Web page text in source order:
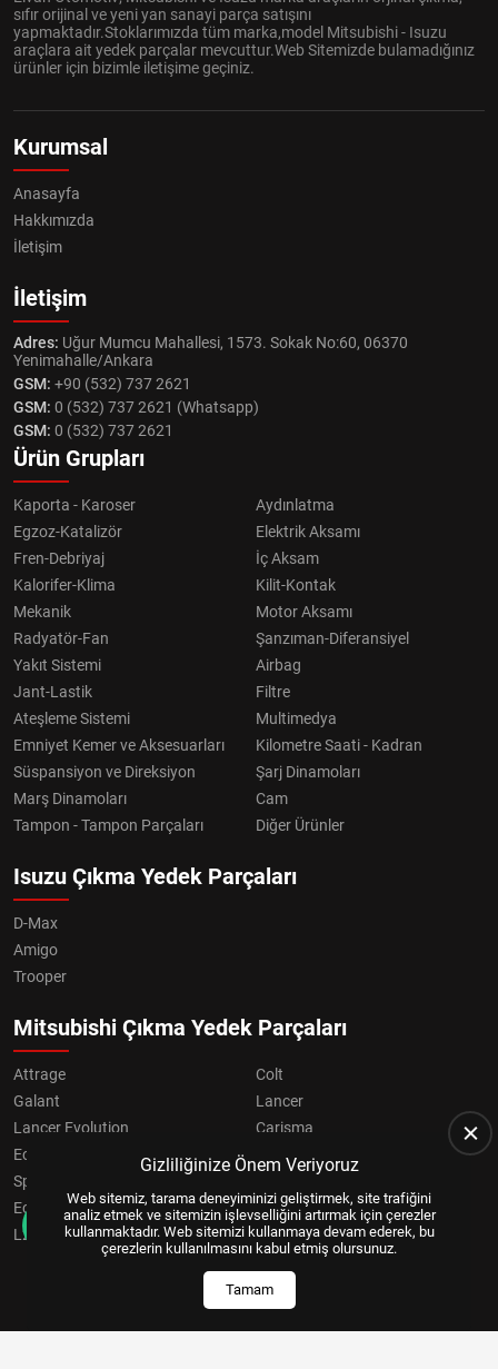
sıfır orijinal ve yeni yan sanayi parça satışını
yapmaktadır.Stoklarımızda tüm marka,model Mitsubishi - Isuzu
araçlara ait yedek parçalar mevcuttur.Web Sitemizde bulamadığınız
ürünler için bizimle iletişime geçiniz.
Kurumsal
Anasayfa
Hakkımızda
İletişim
İletişim
Adres: Uğur Mumcu Mahallesi, 1573. Sokak No:60, 06370
Yenimahalle/Ankara
GSM: +90 (532) 737 2621
GSM: 0 (532) 737 2621 (Whatsapp)
GSM: 0 (532) 737 2621
Ürün Grupları
Kaporta - Karoser
Aydınlatma
Egzoz-Katalizör
Elektrik Aksamı
Fren-Debriyaj
İç Aksam
Kalorifer-Klima
Kilit-Kontak
Mekanik
Motor Aksamı
Radyatör-Fan
Şanzıman-Diferansiyel
Yakıt Sistemi
Airbag
Jant-Lastik
Filtre
Ateşleme Sistemi
Multimedya
Emniyet Kemer ve Aksesuarları
Kilometre Saati - Kadran
Süspansiyon ve Direksiyon
Şarj Dinamoları
Marş Dinamoları
Cam
Tampon - Tampon Parçaları
Diğer Ürünler
Isuzu Çıkma Yedek Parçaları
D-Max
Amigo
Trooper
Mitsubishi Çıkma Yedek Parçaları
Attrage
Colt
Galant
Lancer
Lancer Evolution
Carisma
Eclipse
Grandis
Space Star
Eclipse Cross
OUTLANDER
L200
Pajero
Gizliliğinize Önem Veriyoruz
Web sitemiz, tarama deneyiminizi geliştirmek, site trafiğini
analiz etmek ve sitemizin işlevselliğini artırmak için çerezler
kullanmaktadır. Web sitemizi kullanmaya devam ederek, bu
çerezlerin kullanılmasını kabul etmiş olursunuz.
Tamam